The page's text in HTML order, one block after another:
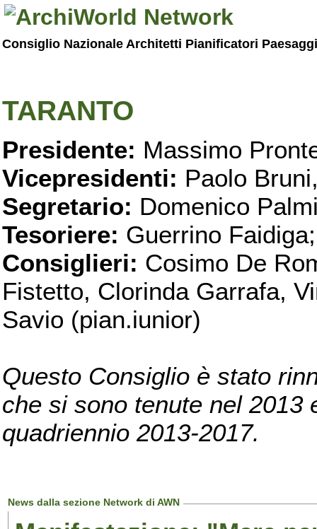
Consiglio Nazionale Architetti Pianificatori
TARANTO
Presidente: Massimo
Vicepresidenti: Paolo
Segretario: Domenico
Tesoriere: Guerrino Faidiga;
Consiglieri: Cosimo De
Fistetto, Clorinda Garrafa,
Savio (pian.iunior)
Questo Consiglio è stato
che si sono tenute nel 2013
quadriennio 2013-2017.
News dalla sezione Network di AWN